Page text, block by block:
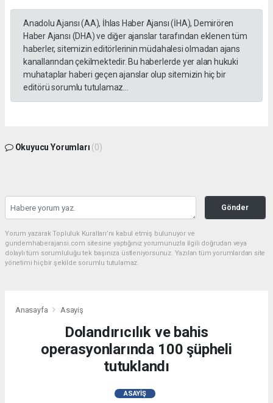
Anadolu Ajansı (AA), İhlas Haber Ajansı (İHA), Demirören
Haber Ajansı (DHA) ve diğer ajanslar tarafından eklenen tüm
haberler, sitemizin editörlerinin müdahalesi olmadan ajans
kanallarından çekilmektedir. Bu haberlerde yer alan hukuki
muhataplar haberi geçen ajanslar olup sitemizin hiç bir
editörü sorumlu tutulamaz...
Okuyucu Yorumları (0)
Gönder
Yorum yazarak Topluluk Kuralları’nı kabul etmiş bulunuyor ve
gundemhaberajansi.com sitesine yaptığınız yorumunuzla ilgili doğrudan veya
dolaylı tüm sorumluluğu tek başınıza üstleniyorsunuz. Yazılan tüm yorumlardan site
yönetimi hiçbir şekilde sorumlu tutulamaz.
Anasayfa Asayiş
Dolandırıcılık ve bahis
operasyonlarında 100 şüpheli
tutuklandı
ASAYIŞ